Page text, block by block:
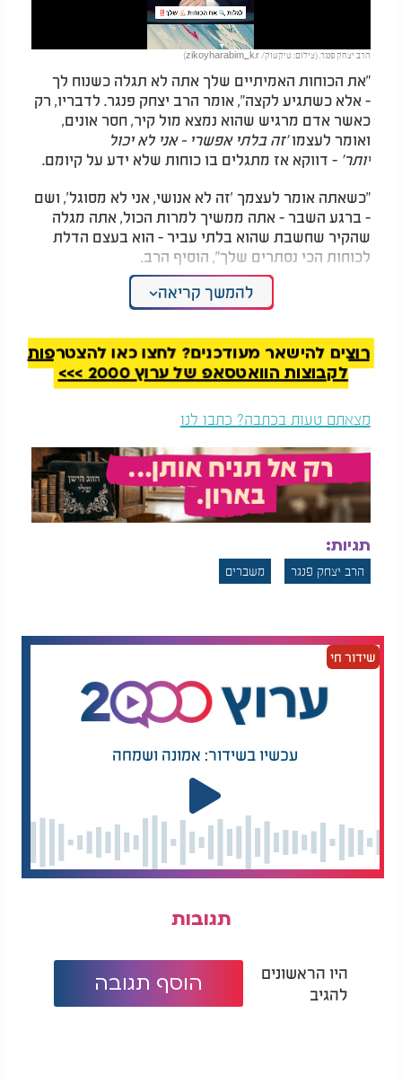
Video
הרב יצחק פנגר. (צילום: טיקטוק/ zikoyharabim_k.r)
"את הכוחות האמיתיים שלך אתה לא תגלה כשנוח לך
- אלא כשתגיע לקצה", אומר הרב יצחק פנגר. לדבריו, רק
כאשר אדם מרגיש שהוא נמצא מול קיר, חסר אונים,
ואומר לעצמו'זה בלתי אפשרי - אני לא יכול
יותר' - דווקא אז מתגלים בו כוחות שלא ידע על קיומם.
"כשאתה אומר לעצמך 'זה לא אנושי, אני לא מסוגל', ושם
- ברגע השבר - אתה ממשיך למרות הכול, אתה מגלה
שהקיר שחשבת שהוא בלתי עביר - הוא בעצם הדלת
לכוחות הכי נסתרים שלך", הוסיף הרב.
אל תפחד מהמקום שבו אתה נשבר
- כי זה בדיוק המקום שבו אתה נבנה מחדש.
להמשך קריאה
רוצים להישאר מעודכנים? לחצו כאן להצטרפות
לקבוצות הוואטסאפ של ערוץ 2000 >>>
מצאתם טעות בכתבה? כתבו לנו
תגיות:
הרב יצחק פנגר משברים
שידור חי
עכשיו בשידור: אמונה ושמחה
תגובות
היו הראשונים
להגיב
הוסף תגובה